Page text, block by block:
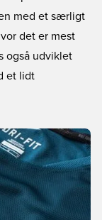
med et særligt
det er mest
også udviklet
et lidt